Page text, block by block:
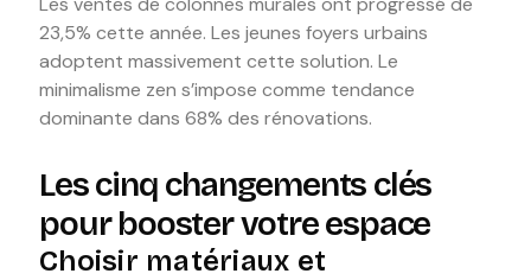
23,5% cette année. Les jeunes foyers urbains
adoptent massivement cette solution. Le
minimalisme zen s’impose comme tendance
dominante dans 68% des rénovations.
Les cinq changements clés
pour booster votre espace
Choisir matériaux et